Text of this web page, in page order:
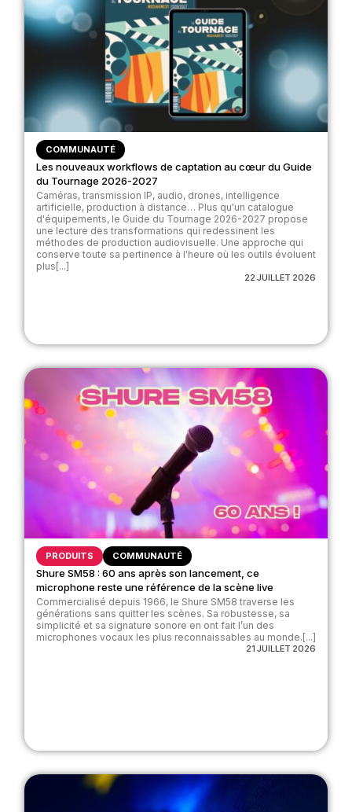
COMMUNAUTÉ
Les nouveaux workflows de captation au cœur du Guide
du Tournage 2026-2027
Caméras, transmission IP, audio, drones, intelligence
artificielle, production à distance… Plus qu'un catalogue
d'équipements, le Guide du Tournage 2026-2027 propose
une lecture des transformations qui redessinent les
méthodes de production audiovisuelle. Une approche qui
conserve toute sa pertinence à l'heure où les outils évoluent
plus[...]
22 JUILLET 2026
PRODUITS COMMUNAUTÉ
Shure SM58 : 60 ans après son lancement, ce
microphone reste une référence de la scène live
Commercialisé depuis 1966, le Shure SM58 traverse les
générations sans quitter les scènes. Sa robustesse, sa
simplicité et sa signature sonore en ont fait l’un des
microphones vocaux les plus reconnaissables au monde.[...]
21 JUILLET 2026